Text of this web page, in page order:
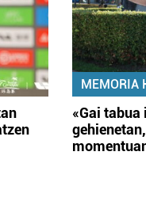
MEMORIA
«Gai tabua